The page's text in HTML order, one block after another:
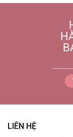
LIÊN HỆ